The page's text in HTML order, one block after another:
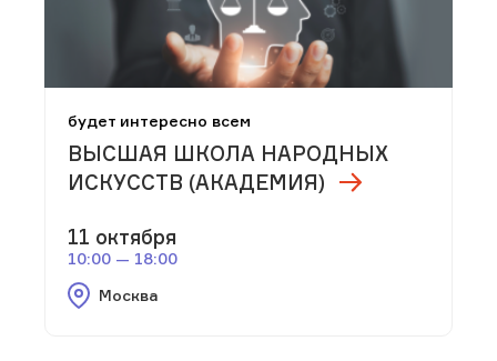
будет интересно всем
ВЫСШАЯ ШКОЛА НАРОДНЫХ
ИСКУССТВ (АКАДЕМИЯ)
11 октября
10:00 — 18:00
Москва